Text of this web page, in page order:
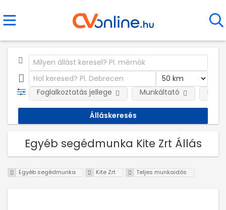
Foglalkoztatás jellege Munkáltató
Egyéb segédmunka Kite Zrt Állás
Egyéb segédmunka Kite Zrt Teljes munkaidős